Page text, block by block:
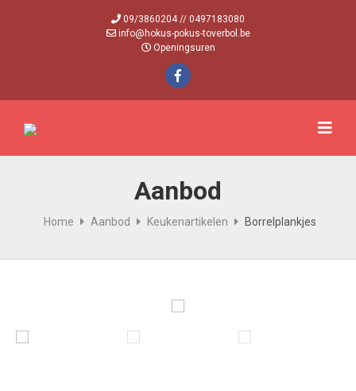
09/3860204 // 0497183080
info@hokus-pokus-toverbol.be
Openingsuren
Aanbod
Home Aanbod Keukenartikelen Borrelplankjes